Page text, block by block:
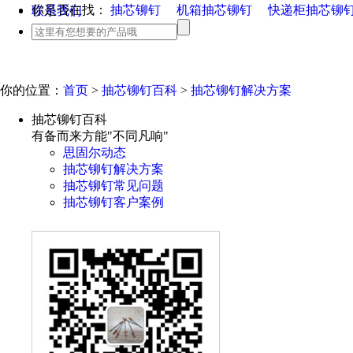
联系我们
你是否在找： 抽芯铆钉 机箱抽芯铆钉 快递柜抽芯铆
你的位置： 首页 > 抽芯铆钉百科 > 抽芯铆钉解决方案
抽芯铆钉百科
有备而来方能"不同凡响"
思固尔动态
抽芯铆钉解决方案
抽芯铆钉常见问题
抽芯铆钉客户案例